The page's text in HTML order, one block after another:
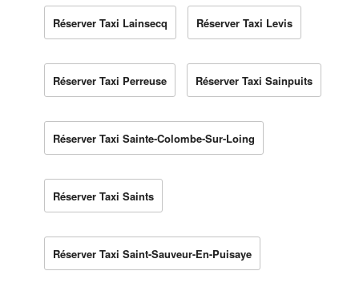
Réserver Taxi Lainsecq Réserver Taxi Levis
Réserver Taxi Perreuse Réserver Taxi Sainpuits
Réserver Taxi Sainte-Colombe-Sur-Loing
Réserver Taxi Saints
Réserver Taxi Saint-Sauveur-En-Puisaye